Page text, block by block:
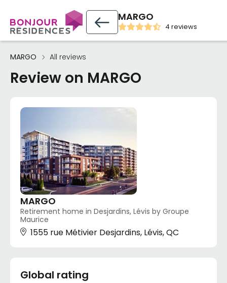
MARGO
4 reviews
MARGO All reviews
Review on MARGO
MARGO
Retirement home in Desjardins, Lévis by Groupe
Maurice
1555 rue Métivier Desjardins, Lévis, QC
Global rating